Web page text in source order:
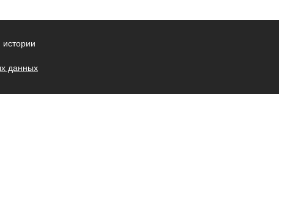
данных